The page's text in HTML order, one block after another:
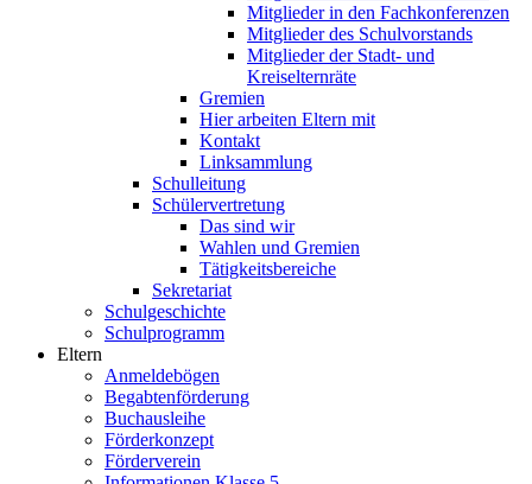
Mitglieder in den Fachkonferenzen
Mitglieder des Schulvorstands
Mitglieder der Stadt- und
Kreiselternräte
Gremien
Hier arbeiten Eltern mit
Kontakt
Linksammlung
Schulleitung
Schülervertretung
Das sind wir
Wahlen und Gremien
Tätigkeitsbereiche
Sekretariat
Schulgeschichte
Schulprogramm
Eltern
Anmeldebögen
Begabtenförderung
Buchausleihe
Förderkonzept
Förderverein